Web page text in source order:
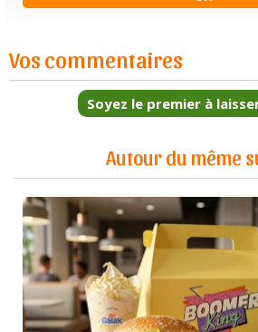
Vos commentaires
Soyez le premier à
Autour du même